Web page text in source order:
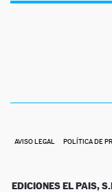
AVISO LEGAL POLÍTICA DE
EDICIONES EL PAIS,